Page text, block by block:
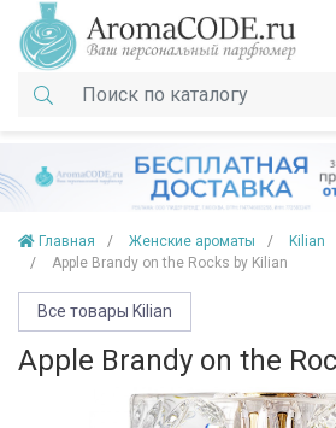
Главная Женские ароматы
Kilian
Apple Brandy on the Rocks by Kilian
Все товары Kilian
Apple Brandy on the